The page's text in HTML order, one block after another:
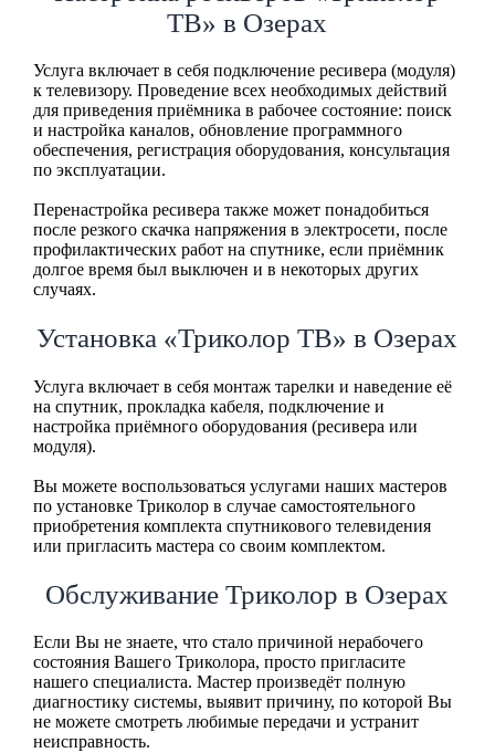
ТВ» в Озерах
Услуга включает в себя подключение ресивера (модуля)
к телевизору. Проведение всех необходимых действий
для приведения приёмника в рабочее состояние: поиск
и настройка каналов, обновление программного
обеспечения, регистрация оборудования, консультация
по эксплуатации.
Перенастройка ресивера также может понадобиться
после резкого скачка напряжения в электросети, после
профилактических работ на спутнике, если приёмник
долгое время был выключен и в некоторых других
случаях.
Установка «Триколор ТВ» в Озерах
Услуга включает в себя монтаж тарелки и наведение её
на спутник, прокладка кабеля, подключение и
настройка приёмного оборудования (ресивера или
модуля).
Вы можете воспользоваться услугами наших мастеров
по установке Триколор в случае самостоятельного
приобретения комплекта спутникового телевидения
или пригласить мастера со своим комплектом.
Обслуживание Триколор в Озерах
Если Вы не знаете, что стало причиной нерабочего
состояния Вашего Триколора, просто пригласите
нашего специалиста. Мастер произведёт полную
диагностику системы, выявит причину, по которой Вы
не можете смотреть любимые передачи и устранит
неисправность.